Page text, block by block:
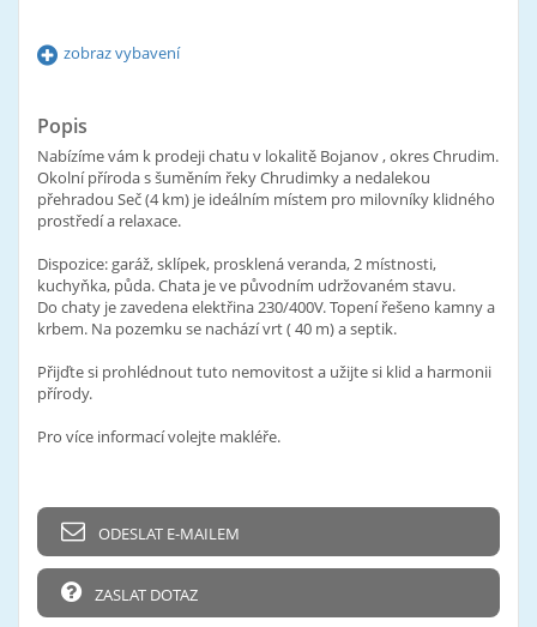
zobraz vybavení
Popis
Nabízíme vám k prodeji chatu v lokalitě Bojanov , okres Chrudim.
Okolní příroda s šuměním řeky Chrudimky a nedalekou
přehradou Seč (4 km) je ideálním místem pro milovníky klidného
prostředí a relaxace.
Dispozice: garáž, sklípek, prosklená veranda, 2 místnosti,
kuchyňka, půda. Chata je ve původním udržovaném stavu.
Do chaty je zavedena elektřina 230/400V. Topení řešeno kamny a
krbem. Na pozemku se nachází vrt ( 40 m) a septik.
Přijďte si prohlédnout tuto nemovitost a užijte si klid a harmonii
přírody.
Pro více informací volejte makléře.
ODESLAT E-MAILEM
ZASLAT DOTAZ